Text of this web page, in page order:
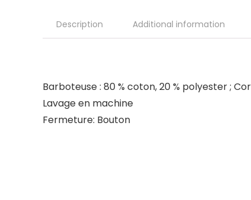
Description Additional information
Barboteuse : 80 % coton, 20 % polyester ;
Lavage en machine
Fermeture: Bouton